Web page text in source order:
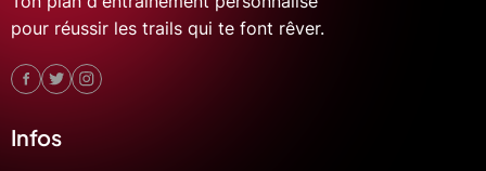
pour réussir les trails qui te font rêver.
Infos